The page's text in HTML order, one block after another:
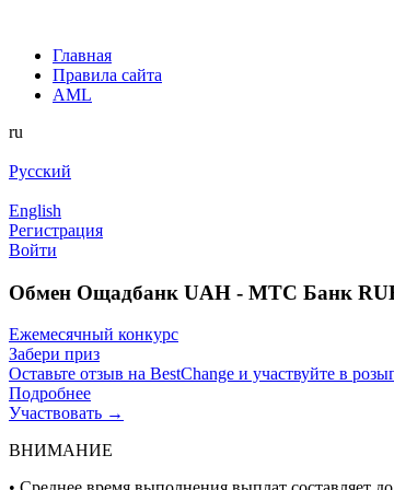
Главная
Правила сайта
AML
ru
Русский
English
Регистрация
Войти
Обмен Ощадбанк UAH - МТС Банк
Ежемесячный конкурс
Забери приз
Оставьте отзыв на BestChange и участвуйте в
Подробнее
Участвовать →
ВНИМАНИЕ